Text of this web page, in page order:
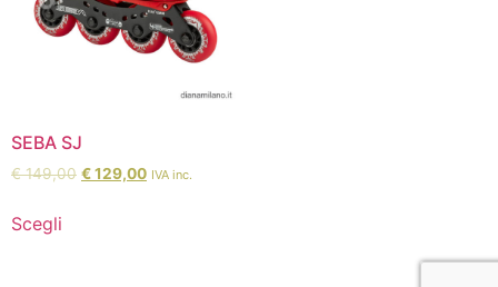
SEBA SJ
€149,00 €129,00 IVA inc.
Scegli